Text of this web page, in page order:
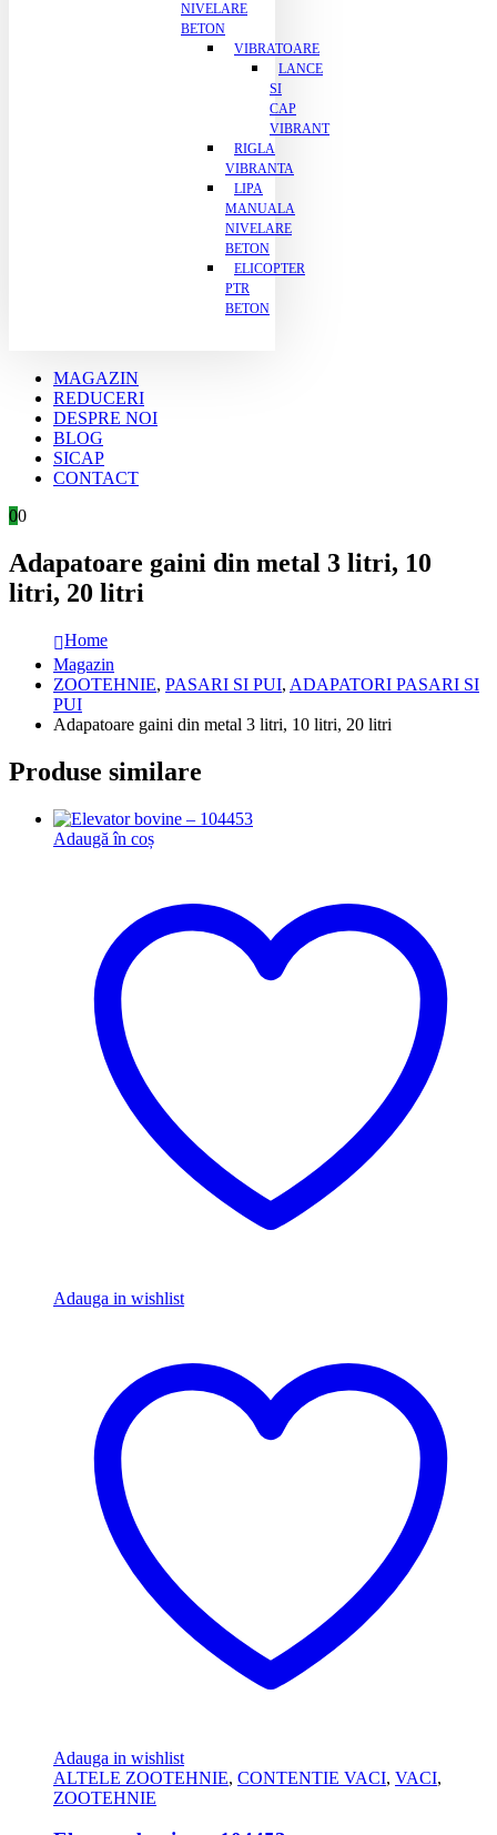
NIVELARE
BETON
VIBRATOARE
LANCE
SI
CAP
VIBRANT
RIGLA
VIBRANTA
LIPA
MANUALA
NIVELARE
BETON
ELICOPTER
PTR
BETON
MAGAZIN
REDUCERI
DESPRE NOI
BLOG
SICAP
CONTACT
00
Adapatoare gaini din metal 3 litri, 10
litri, 20 litri
Home
Magazin
ZOOTEHNIE, PASARI SI PUI, ADAPATORI PASARI SI
PUI
Adapatoare gaini din metal 3 litri, 10 litri, 20 litri
Produse similare
Adaugă în coș
Adauga in wishlist
Adauga in wishlist
ALTELE ZOOTEHNIE, CONTENTIE VACI, VACI,
ZOOTEHNIE